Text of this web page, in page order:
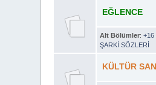
EĞLENCE
Alt Bölümler:+16
ŞARKİ SÖZLERİ
KÜLTÜR